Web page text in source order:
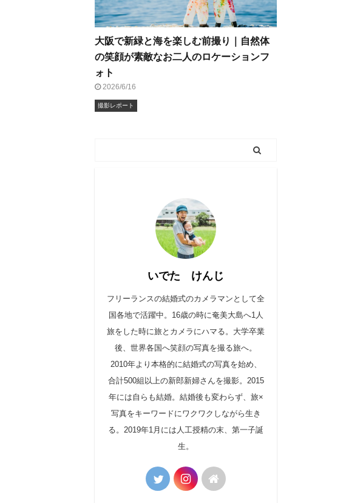
大阪で新緑と海を楽しむ前撮り｜自然体
の笑顔が素敵なお二人のロケーションフ
ォト
2026/6/16
撮影レポート
いでた けんじ
フリーランスの結婚式のカメラマンとして全
国各地で活躍中。16歳の時に奄美大島へ1人
旅をした時に旅とカメラにハマる。大学卒業
後、世界各国へ笑顔の写真を撮る旅へ。
2010年より本格的に結婚式の写真を始め、
合計500組以上の新郎新婦さんを撮影。2015
年には自らも結婚。結婚後も変わらず、旅×
写真をキーワードにワクワクしながら生き
る。2019年1月には人工授精の末、第一子誕
生。